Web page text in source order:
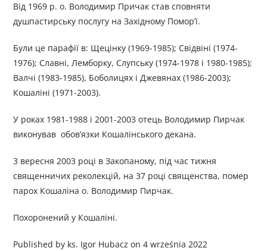
Від 1969 р. о. Володимир Причак став сповняти
душпастирську послугу на Західному Помор’ї.
Були це парафії в: Щецінку (1969-1985); Свідвіні (1974-
1976); Славні, Лемборку, Слупську (1974-1978 і 1980-1985);
Валчі (1983-1985), Боболицях і Джевянах (1986-2003);
Кошаліні (1971-2003).
У роках 1981-1988 і 2001-2003 отець Володимир Пирчак
виконував обов’язки Кошалінського декана.
3 вересня 2003 році в Закопаному, під час тижня
священничих реколекцій, на 37 році священства, помер
парох Кошаліна о. Володимир Пирчак.
Похоронений у Кошаліні.
Published by ks. Igor Hubacz on 4 września 2022